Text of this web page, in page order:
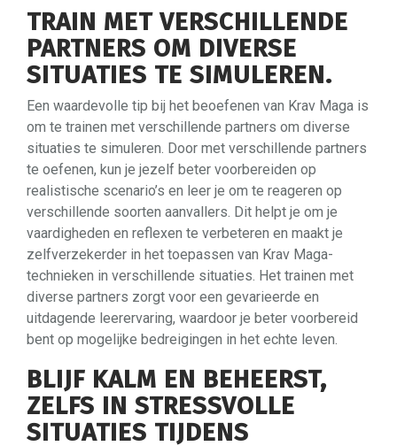
TRAIN MET VERSCHILLENDE
PARTNERS OM DIVERSE
SITUATIES TE SIMULEREN.
Een waardevolle tip bij het beoefenen van Krav Maga is
om te trainen met verschillende partners om diverse
situaties te simuleren. Door met verschillende partners
te oefenen, kun je jezelf beter voorbereiden op
realistische scenario’s en leer je om te reageren op
verschillende soorten aanvallers. Dit helpt je om je
vaardigheden en reflexen te verbeteren en maakt je
zelfverzekerder in het toepassen van Krav Maga-
technieken in verschillende situaties. Het trainen met
diverse partners zorgt voor een gevarieerde en
uitdagende leerervaring, waardoor je beter voorbereid
bent op mogelijke bedreigingen in het echte leven.
BLIJF KALM EN BEHEERST,
ZELFS IN STRESSVOLLE
SITUATIES TIJDENS